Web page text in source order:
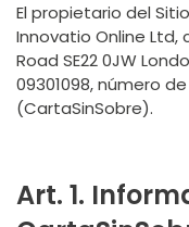
El propietario del
Innovatio Online Ltd,
Road SE22 0JW
09301098, número de
(CartaSinSobre).
Art. 1.